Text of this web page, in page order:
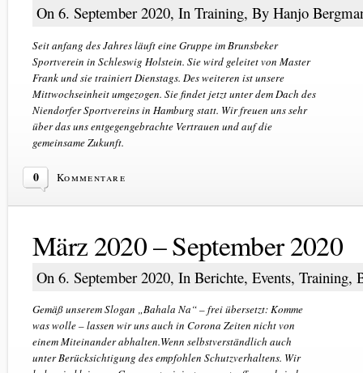
On 6. September 2020, In Training, By Hanjo
Seit anfang des Jahres läuft eine Gruppe im Brunsbeker
Sportverein in Schleswig Holstein. Sie wird geleitet von Master
Frank und sie trainiert Dienstags. Des weiteren ist unsere
Mittwochseinheit umgezogen. Sie findet jetzt unter dem Dach des
Niendorfer Sportvereins in Hamburg statt. Wir freuen uns sehr
über das uns entgegengebrachte Vertrauen und auf die
gemeinsame Zukunft.
0 Kommentare
März 2020 – September 2020
On 6. September 2020, In Berichte, Events, Training,
Gemäß unserem Slogan „Bahala Na“ – frei übersetzt: Komme
was wolle – lassen wir uns auch in Corona Zeiten nicht von
einem Miteinander abhalten.Wenn selbstverständlich auch
unter Berücksichtigung des empfohlen Schutzverhaltens. Wir